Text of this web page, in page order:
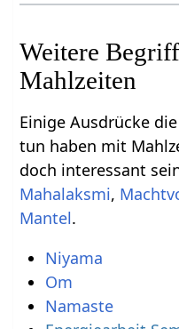
Weitere
Einige Ausdrücke
tun haben mit Mahlzeiten‏‎, aber für
doch interessant
,
.
Niyama
Om
Namaste